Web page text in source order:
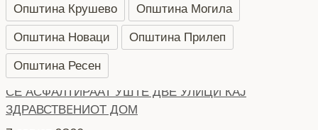
Општина Крушево
Општина Могила
Општина Новаци
Општина Прилеп
Општина Ресен
НОВ ПАРКИНГ ПРОСТОР ВО ЦЕНТАРОТ НА ГРАДОТ